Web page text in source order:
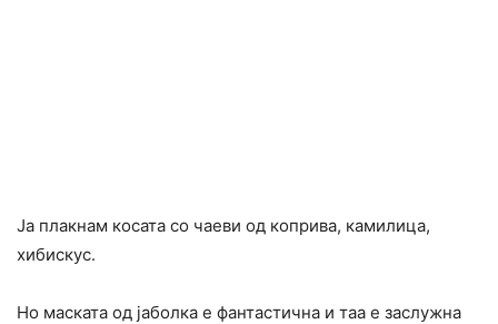
Ја плакнам косата со чаеви од коприва, камилица,
хибискус.
Но маската од јаболка е фантастична и таа е заслужна